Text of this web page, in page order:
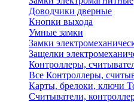
Доводчики дверные
Кнопки выхода
Умные замки
Замки
Защелки
Контроллеры,
Все Контроллеры,
Карты, брелоки, ключи
Считыватели,